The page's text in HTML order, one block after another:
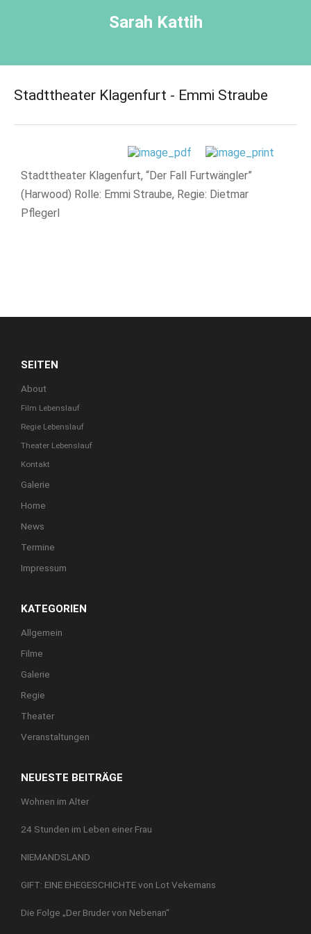
Sarah Kattih
Stadttheater Klagenfurt - Emmi Straube
Stadttheater Klagenfurt, “Der Fall Furtwängler”
(Harwood) Rolle: Emmi Straube, Regie: Dietmar
Pflegerl
SEITEN
About
Film Lebenslauf
Regie Lebenslauf
Theater Lebenslauf
Kontakt
Galerie
Home
News
Termine
Impressum
KATEGORIEN
Allgemein
Filme
Galerie
Regie
Theater
Veranstaltungen
NEUESTE BEITRÄGE
Wohnen im Alter
24 Stunden im Leben einer Frau
NIEMANDSLAND
GIFT: EINE EHEGESCHICHTE von Lot Vekemans
Die Folge „Der Bruder von Nebenan“